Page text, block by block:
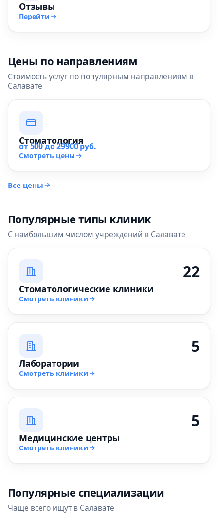
Отзывы
Перейти
Цены по направлениям
Стоимость услуг по популярным направлениям в
Салавате
Стоматология
от 500 до 29900 руб.
Смотреть цены
Все цены
Популярные типы клиник
С наибольшим числом учреждений в Салавате
22
Стоматологические клиники
Смотреть клиники
5
Лаборатории
Смотреть клиники
5
Медицинские центры
Смотреть клиники
Популярные специализации
Чаще всего ищут в Салавате